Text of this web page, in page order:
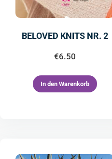
BELOVED KNITS NR. 2
€6.50
In den Warenkorb